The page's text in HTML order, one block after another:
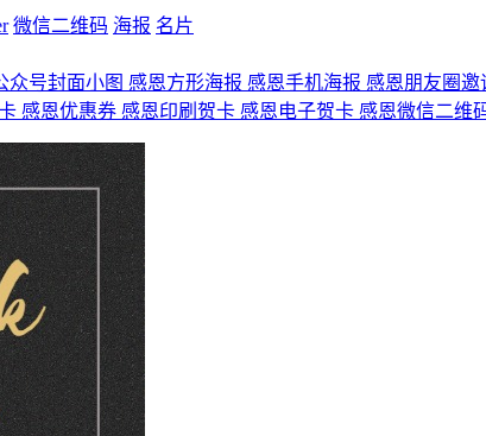
微信二维码 海报 名片
众号封面小图 感恩方形海报 感恩手机海报 感恩朋友圈邀
感恩优惠券 感恩印刷贺卡 感恩电子贺卡 感恩微信二维